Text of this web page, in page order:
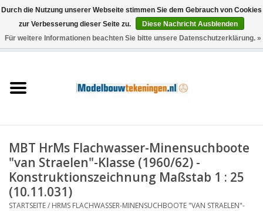
0 Artikel - €0,00
Schiffe
Holzbau
Landschaft
MBT HrMs Flachwasser-Minensuchboote
"van Straelen"-Klasse (1960/62) -
Konstruktionszeichnung Maßstab 1 : 25
(10.11.031)
STARTSEITE/ HRMS FLACHWASSER-MINENSUCHBOOTE "VAN STRAELEN"-
Durch die Nutzung unserer Webseite stimmen Sie dem Gebrauch von Cookies
zur Verbesserung dieser Seite zu.
Diese Nachricht Ausblenden
Für weitere Informationen beachten Sie bitte unsere Datenschutzerklärung. »